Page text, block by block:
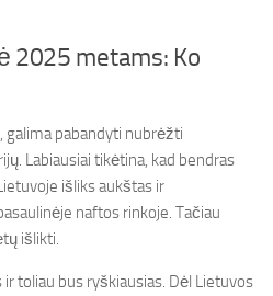
2025 metams: Ko
galima pabandyti nubrėžti
Labiausiai tikėtina, kad bendras
išliks aukštas ir
naftos rinkoje. Tačiau
išlikti.
toliau bus ryškiausias. Dėl Lietuvos